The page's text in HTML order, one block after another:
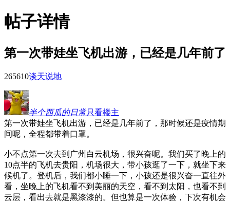
帖子详情
第一次带娃坐飞机出游，已经是几年前了
265610谈天说地
半个西瓜的日常只看楼主
第一次带娃坐飞机出游，已经是几年前了，那时候还是疫情期
间呢，全程都带着口罩。
小不点第一次去到广州白云机场，很兴奋呢。我们买了晚上的
10点半的飞机去贵阳，机场很大，带小孩逛了一下，就坐下来
候机了。登机后，我们都小睡一下，小孩还是很兴奋一直往外
看，坐晚上的飞机看不到美丽的天空，看不到太阳，也看不到
云层，看出去就是黑漆漆的。但也算是一次体验，下次有机会